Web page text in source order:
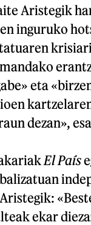
Aristegik
inguruko
eta
dezan»,
El País
ekar